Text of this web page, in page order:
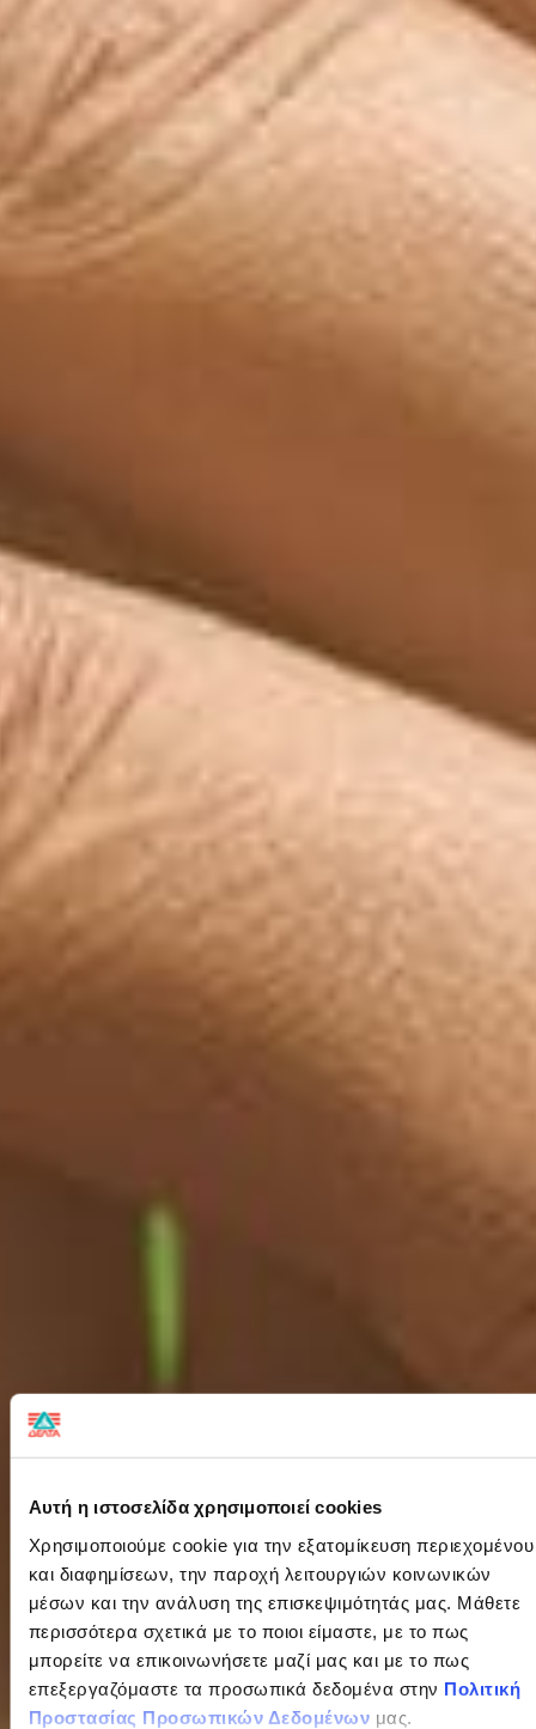
Αυτή η ιστοσελίδα χρησιμοποιεί cookies
Χρησιμοποιούμε cookie για την εξατομίκευση περιεχομένου
και διαφημίσεων, την παροχή λειτουργιών κοινωνικών
μέσων και την ανάλυση της επισκεψιμότητάς μας. Μάθετε
περισσότερα σχετικά με το ποιοι είμαστε, με το πως
μπορείτε να επικοινωνήσετε μαζί μας και με το πως
επεξεργαζόμαστε τα προσωπικά δεδομένα στην Πολιτική
Προστασίας Προσωπικών Δεδομένωνμας.